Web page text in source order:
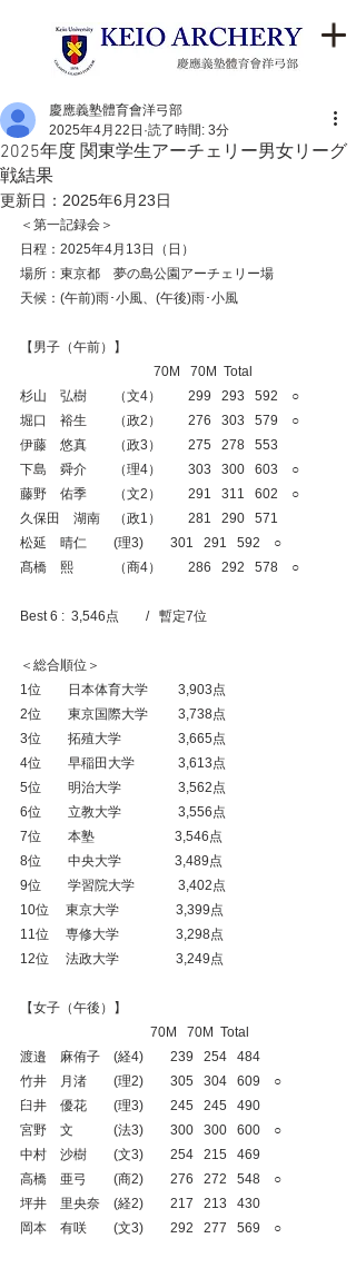
2025年度 関東学生アーチェリー男女リーグ
戦結果
慶應義塾體育會洋弓部
2025年4月22日 読了時間: 3分
更新日： 2025年6月23日
＜第一記録会＞
日程：2025年4月13日（日）
場所：東京都　夢の島公園アーチェリー場
天候：(午前)雨･小風、(午後)雨･小風
【男子（午前）】
70M   70M  Total
杉山　弘樹　　（文4）　　299   293   592　○
堀口　裕生　　（政2）　　276   303   579　○
伊藤　悠真　　（政3）　　275   278   553
下島　舜介　　（理4）　　303   300   603　○
藤野　佑季　　（文2）　　291   311   602　○
久保田　湖南　（政1）　　281   290   571
松延　晴仁        (理3)　    301   291   592　○
髙橋　熙　　　（商4）　　286   292   578　○
Best 6 :  3,546点　　/   暫定7位
＜総合順位＞
1位　　日本体育大学　　 3,903点
2位　　東京国際大学　　 3,738点
3位　　拓殖大学　　　     3,665点
4位　　早稲田大学　　     3,613点
5位　　明治大学　　　     3,562点
6位　　立教大学　　　     3,556点
7位　　本塾　　　            3,546点
8位　　中央大学　　        3,489点
9位　　学習院大学　　　 3,402点
10位　 東京大学　　         3,399点
11位　 専修大学　　         3,298点
12位　 法政大学　　         3,249点
【女子（午後）】
70M   70M  Total
渡邉　麻侑子　(経4)　　239   254   484
竹井　月渚　　(理2)　　305   304   609　○
臼井　優花　　(理3)　　245   245   490
宮野　文　　　(法3)　　300   300   600　○
中村　沙樹　　(文3)　　254   215   469
高橋　亜弓　　(商2)　　276   272   548　○
坪井　里央奈　(経2)　　217   213   430
岡本　有咲　　(文3)　　292   277   569　○